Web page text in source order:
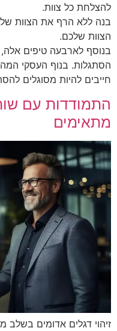
להצלחת כל צוות.
בנה ללא הרף את הצוות
הצוות שלכם.
בנוסף לארבעה טיפים אלה,
הסתגלות. בנוף העסקי
חייבים להיות מסוגלים
התמודדות עם
מתאימים
זיהוי דגלים אדומים